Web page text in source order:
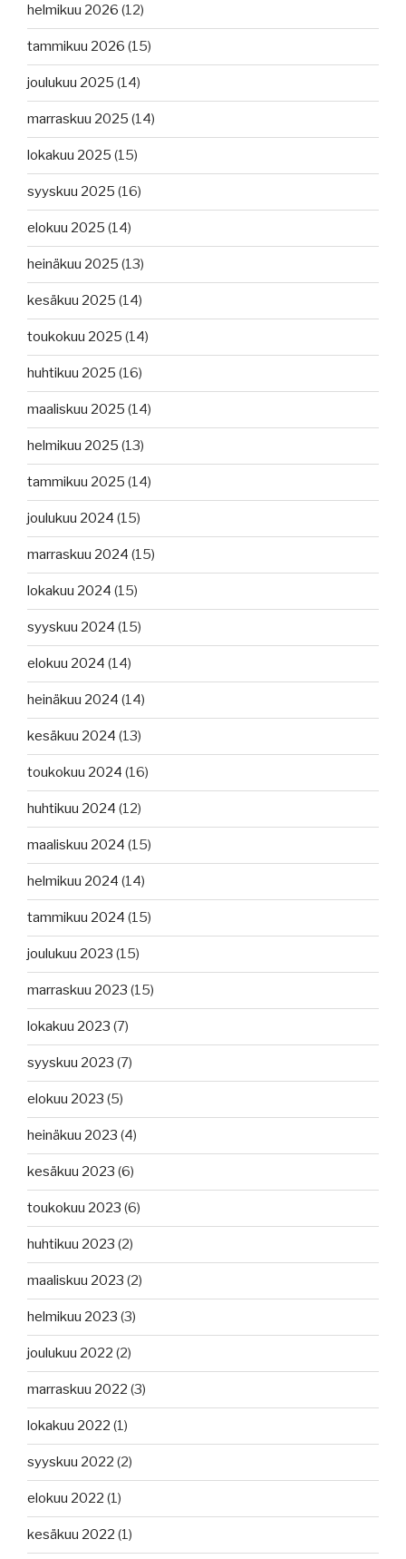
helmikuu 2026 (12)
tammikuu 2026 (15)
joulukuu 2025 (14)
marraskuu 2025 (14)
lokakuu 2025 (15)
syyskuu 2025 (16)
elokuu 2025 (14)
heinäkuu 2025 (13)
kesäkuu 2025 (14)
toukokuu 2025 (14)
huhtikuu 2025 (16)
maaliskuu 2025 (14)
helmikuu 2025 (13)
tammikuu 2025 (14)
joulukuu 2024 (15)
marraskuu 2024 (15)
lokakuu 2024 (15)
syyskuu 2024 (15)
elokuu 2024 (14)
heinäkuu 2024 (14)
kesäkuu 2024 (13)
toukokuu 2024 (16)
huhtikuu 2024 (12)
maaliskuu 2024 (15)
helmikuu 2024 (14)
tammikuu 2024 (15)
joulukuu 2023 (15)
marraskuu 2023 (15)
lokakuu 2023 (7)
syyskuu 2023 (7)
elokuu 2023 (5)
heinäkuu 2023 (4)
kesäkuu 2023 (6)
toukokuu 2023 (6)
huhtikuu 2023 (2)
maaliskuu 2023 (2)
helmikuu 2023 (3)
joulukuu 2022 (2)
marraskuu 2022 (3)
lokakuu 2022 (1)
syyskuu 2022 (2)
elokuu 2022 (1)
kesäkuu 2022 (1)